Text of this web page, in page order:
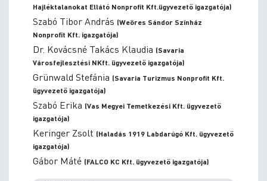
Hajléktalanokat Ellátó Nonprofit Kft.ügyvezető igazgatója)
Szabó Tibor András (Weöres Sándor Színház
Nonprofit Kft. igazgatója)
Dr. Kovácsné Takács Klaudia (Savaria
Városfejlesztési NKft. ügyvezető igazgatója)
Grünwald Stefánia (Savaria Turizmus Nonprofit Kft.
ügyvezető igazgatója)
Szabó Erika (Vas Megyei Temetkezési Kft. ügyvezető
igazgatója)
Keringer Zsolt (Haladás 1919 Labdarúgó Kft. ügyvezető
igazgatója)
Gábor Máté (FALCO KC Kft. ügyvezető igazgatója)